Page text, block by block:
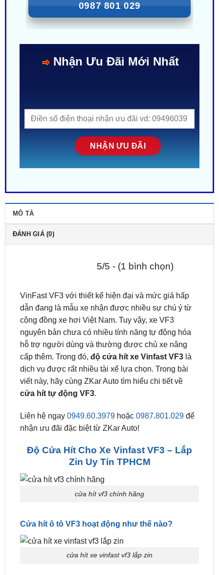
ZALO
0987 801 029
5/5 - (1 bình chọn)
VinFast VF3 với thiết kế hiện đại và mức giá hấp
dẫn đang là mẫu xe nhận được nhiều sự chú ý từ
cộng đồng xe hơi Việt Nam. Tuy vậy, xe VF3
nguyên bản chưa có nhiều tính năng tự động hóa
hỗ trợ người dùng và thường được chủ xe nâng
cấp thêm. Trong đó,độ cửa hít xe Vinfast VF3
viết này, hãy cùng ZKar Auto tìm hiểu chi tiết về
cửa hít tự động VF3.
Liên hệ ngay 0949.60.3979 hoặc0987.801.029để
nhận ưu đãi đặc biệt từ ZKar Auto!
Độ Cửa Hít Cho Xe Vinfast VF3 – Lắp
Zin Uy Tín TPHCM